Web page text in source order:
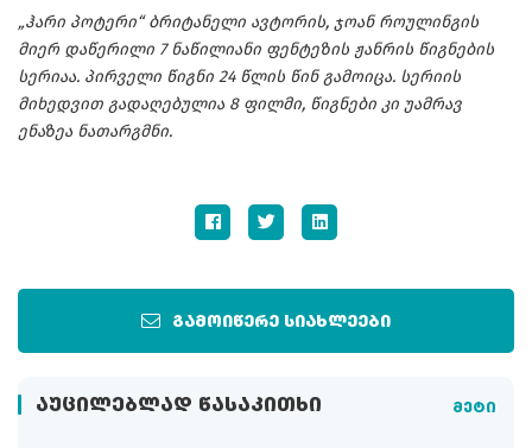
გამოიწერე სიახლეები
ᲐᲣᲪᲘᲚᲔᲑᲚᲐᲓ ᲬᲐᲡᲐᲙᲘᲗᲮᲘ მეტი
„ჰარი პოტერი“ ბრიტანელი ავტორის, ჯოან როულინგის
მიერ დაწერილი 7 ნაწილიანი ფენტეზის ჟანრის წიგნების
სერიაა. პირველი წიგნი 24 წლის წინ გამოიცა. სერიის
მიხედვით გადაღებულია 8 ფილმი, წიგნები კი უამრავ
ენაზეა ნათარგმნი.